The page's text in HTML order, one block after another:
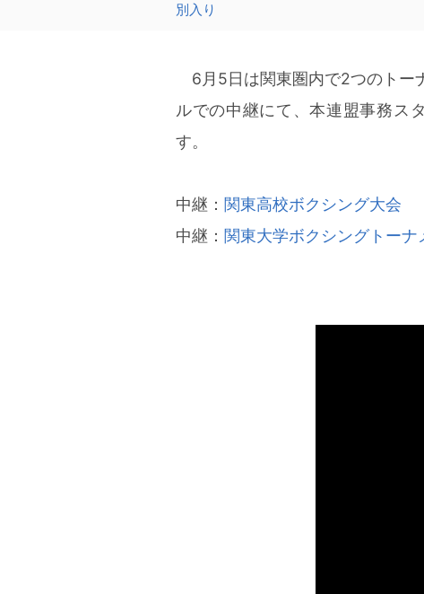
別入り
6月5日は関東圏内で2つのトー
ルでの中継にて、本連盟事務ス
す。
中継： 関東高校ボクシング大会
中継： 関東大学ボクシングトーナ